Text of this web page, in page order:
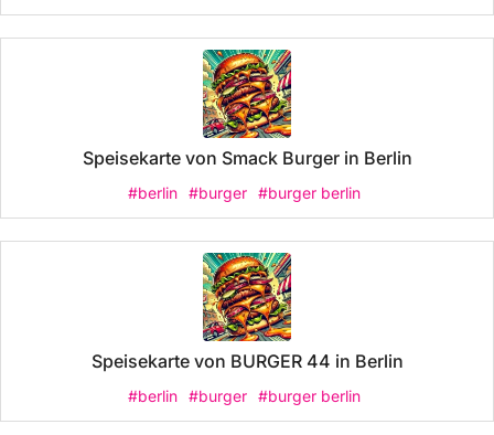
Speisekarte von Smack Burger in Berlin
#berlin #burger #burger berlin
Speisekarte von BURGER 44 in Berlin
#berlin #burger #burger berlin